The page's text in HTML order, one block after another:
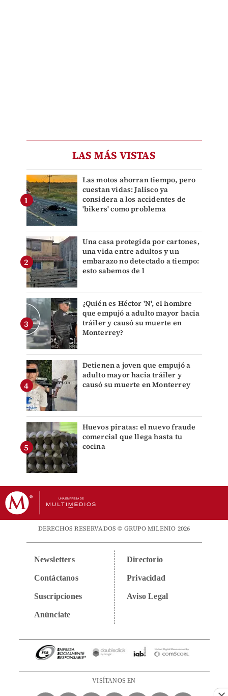
LAS MÁS VISTAS
Las motos ahorran tiempo, pero
cuestan vidas: Jalisco ya
considera a los accidentes de
'bikers' como problema
Una casa protegida por cartones,
una vida entre adultos y un
embarazo no detectado a tiempo:
esto sabemos de l
¿Quién es Héctor 'N', el hombre
que empujó a adulto mayor hacia
tráiler y causó su muerte en
Monterrey?
Detienen a joven que empujó a
adulto mayor hacia tráiler y
causó su muerte en Monterrey
Huevos piratas: el nuevo fraude
comercial que llega hasta tu
cocina
DERECHOS RESERVADOS © GRUPO MILENIO 2026
Newsletters
Contáctanos
Suscripciones
Anúnciate
Directorio
Privacidad
Aviso Legal
VISÍTANOS EN